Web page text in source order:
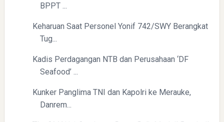
Directurat Jenderal Pajak: Langkah Signifikan Menuju
Kepatuhan Pajak
BPPT ...
Keharuan Saat Personel Yonif 742/SWY Berangkat
Tug...
Kadis Perdagangan NTB dan Perusahaan ‘DF
Seafood’ ...
Kunker Panglima TNI dan Kapolri ke Merauke,
Danrem...